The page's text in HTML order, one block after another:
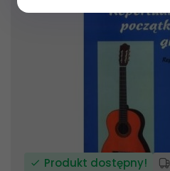
Produkt dostępny!